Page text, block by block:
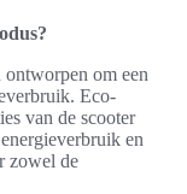
ontworpen om een
Eco-
van de scooter
en
zowel de